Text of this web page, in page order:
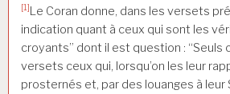
[1] Le Coran donne, dans les versets
indication quant à ceux qui sont les
croyants” dont il est question : “Seuls
versets ceux qui, lorsqu’on les leur
prosternés et, par des louanges à leur